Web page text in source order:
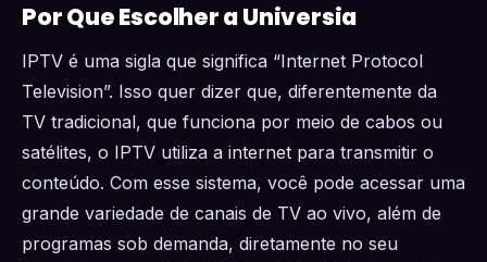
Por Que Escolher a Universia
IPTV é uma sigla que significa “Internet Protocol
Television”. Isso quer dizer que, diferentemente da
TV tradicional, que funciona por meio de cabos ou
satélites, o IPTV utiliza a internet para transmitir o
conteúdo. Com esse sistema, você pode acessar uma
grande variedade de canais de TV ao vivo, além de
programas sob demanda, diretamente no seu